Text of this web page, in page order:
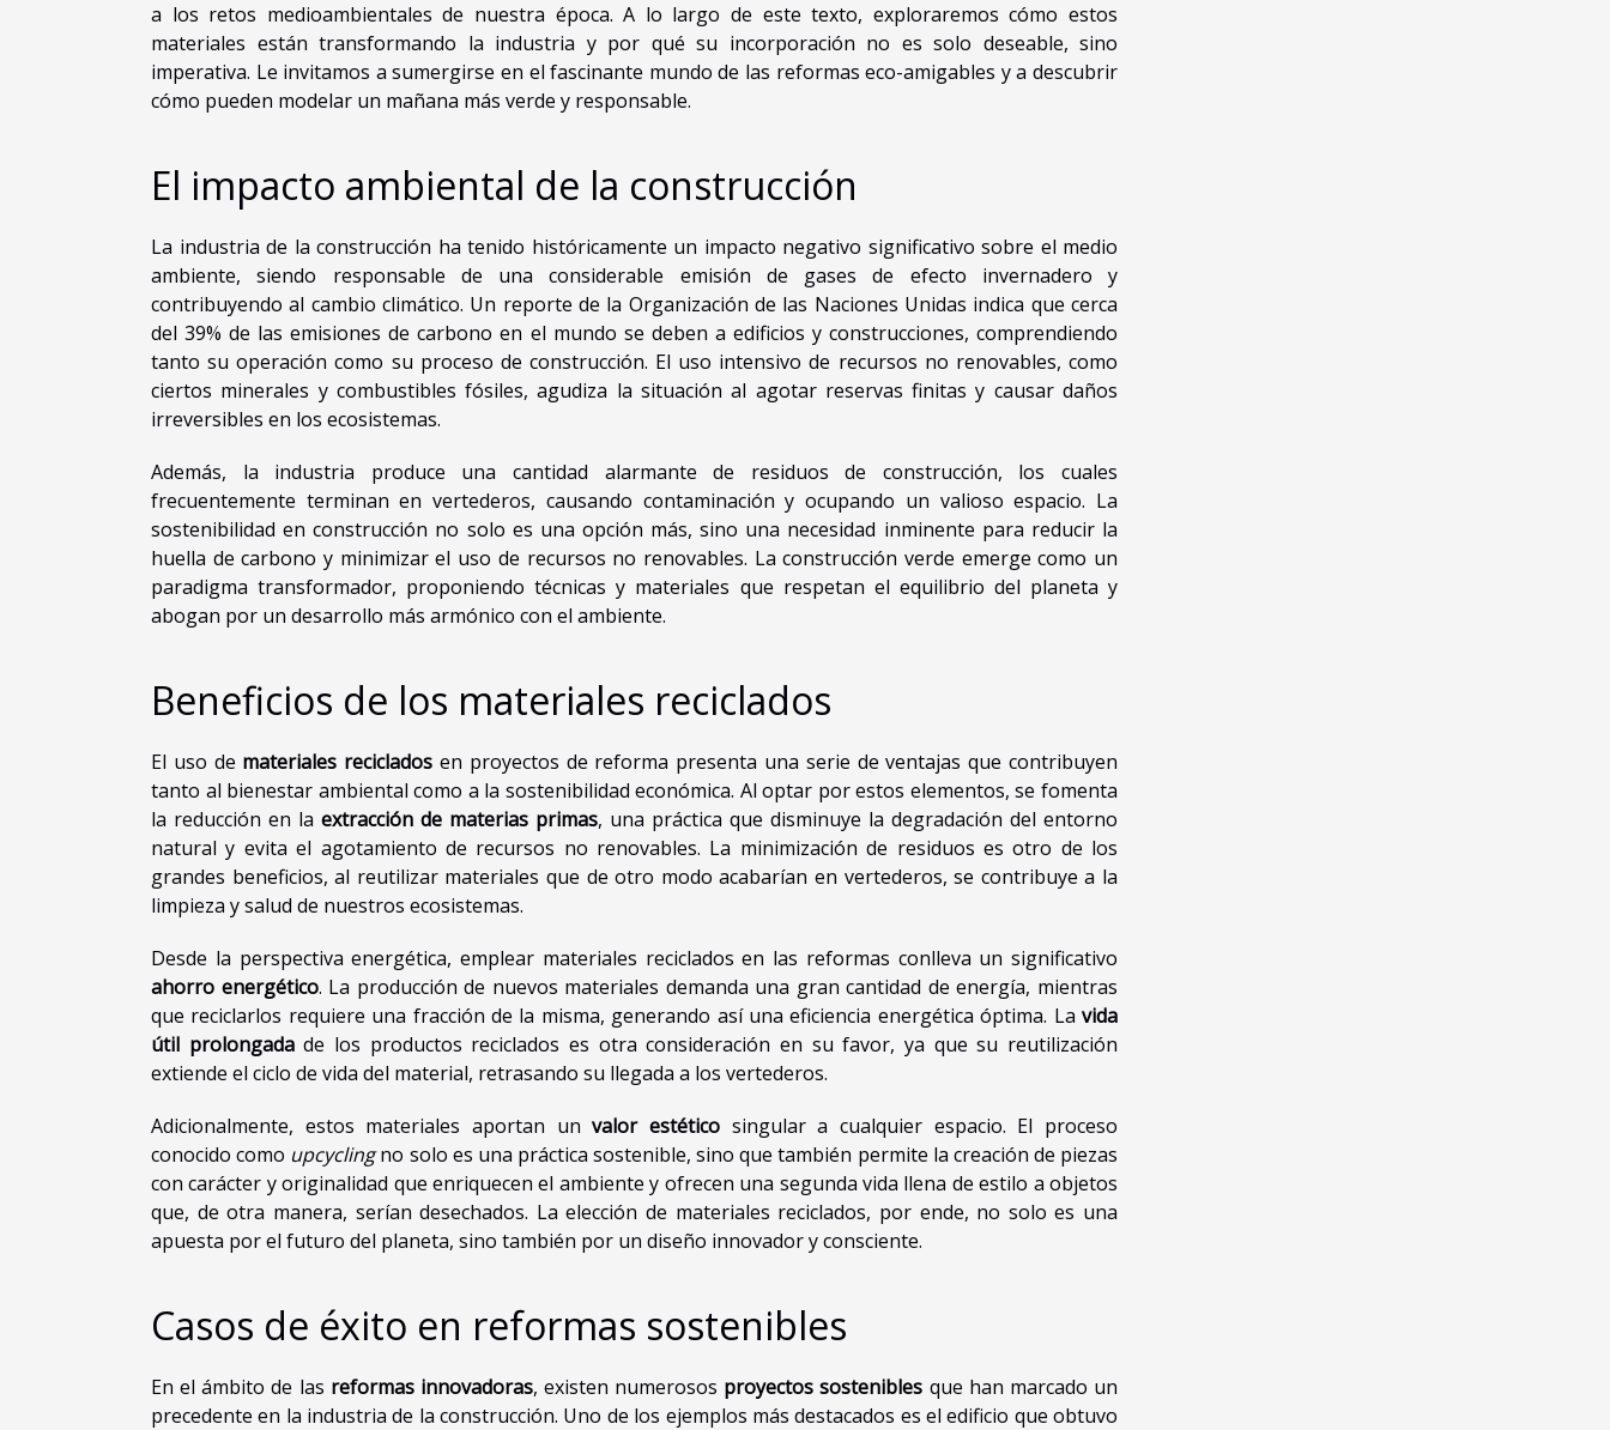
a los retos medioambientales de nuestra época. A lo largo de este texto, exploraremos cómo estos
materiales están transformando la industria y por qué su incorporación no es solo deseable, sino
imperativa. Le invitamos a sumergirse en el fascinante mundo de las reformas eco-amigables y a descubrir
cómo pueden modelar un mañana más verde y responsable.
El impacto ambiental de la construcción
La industria de la construcción ha tenido históricamente un impacto negativo significativo sobre el medio
ambiente, siendo responsable de una considerable emisión de gases de efecto invernadero y
contribuyendo al cambio climático. Un reporte de la Organización de las Naciones Unidas indica que cerca
del 39% de las emisiones de carbono en el mundo se deben a edificios y construcciones, comprendiendo
tanto su operación como su proceso de construcción. El uso intensivo de recursos no renovables, como
ciertos minerales y combustibles fósiles, agudiza la situación al agotar reservas finitas y causar daños
irreversibles en los ecosistemas.
Además, la industria produce una cantidad alarmante de residuos de construcción, los cuales
frecuentemente terminan en vertederos, causando contaminación y ocupando un valioso espacio. La
sostenibilidad en construcción no solo es una opción más, sino una necesidad inminente para reducir la
huella de carbono y minimizar el uso de recursos no renovables. La construcción verde emerge como un
paradigma transformador, proponiendo técnicas y materiales que respetan el equilibrio del planeta y
abogan por un desarrollo más armónico con el ambiente.
Beneficios de los materiales reciclados
El uso de materiales reciclados en proyectos de reforma presenta una serie de ventajas que contribuyen
tanto al bienestar ambiental como a la sostenibilidad económica. Al optar por estos elementos, se fomenta
la reducción en la extracción de materias primas, una práctica que disminuye la degradación del entorno
natural y evita el agotamiento de recursos no renovables. La minimización de residuos es otro de los
grandes beneficios, al reutilizar materiales que de otro modo acabarían en vertederos, se contribuye a la
limpieza y salud de nuestros ecosistemas.
Desde la perspectiva energética, emplear materiales reciclados en las reformas conlleva un significativo
ahorro energético. La producción de nuevos materiales demanda una gran cantidad de energía, mientras
que reciclarlos requiere una fracción de la misma, generando así una eficiencia energética óptima. La vida
útil prolongadade los productos reciclados es otra consideración en su favor, ya que su reutilización
extiende el ciclo de vida del material, retrasando su llegada a los vertederos.
Adicionalmente, estos materiales aportan unvalor estético singular a cualquier espacio. El proceso
conocido como upcyclingno solo es una práctica sostenible, sino que también permite la creación de piezas
con carácter y originalidad que enriquecen el ambiente y ofrecen una segunda vida llena de estilo a objetos
que, de otra manera, serían desechados. La elección de materiales reciclados, por ende, no solo es una
apuesta por el futuro del planeta, sino también por un diseño innovador y consciente.
Casos de éxito en reformas sostenibles
En el ámbito de las reformas innovadoras, existen numerosos proyectos sostenibles que han marcado un
precedente en la industria de la construcción. Uno de los ejemplos más destacados es el edificio que obtuvo